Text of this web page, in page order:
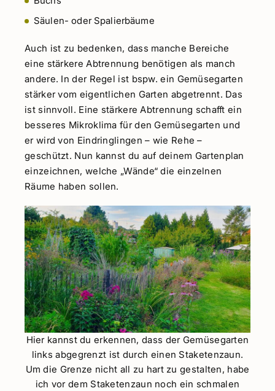
Säulen- oder Spalierbäume
Auch ist zu bedenken, dass manche Bereiche
eine stärkere Abtrennung benötigen als manch
andere. In der Regel ist bspw. ein Gemüsegarten
stärker vom eigentlichen Garten abgetrennt. Das
ist sinnvoll. Eine stärkere Abtrennung schafft ein
besseres Mikroklima für den Gemüsegarten und
er wird von Eindringlingen – wie Rehe –
geschützt. Nun kannst du auf deinem Gartenplan
einzeichnen, welche „Wände“ die einzelnen
Räume haben sollen.
Hier kannst du erkennen, dass der Gemüsegarten
links abgegrenzt ist durch einen Staketenzaun.
Um die Grenze nicht all zu hart zu gestalten, habe
ich vor dem Staketenzaun noch ein schmalen